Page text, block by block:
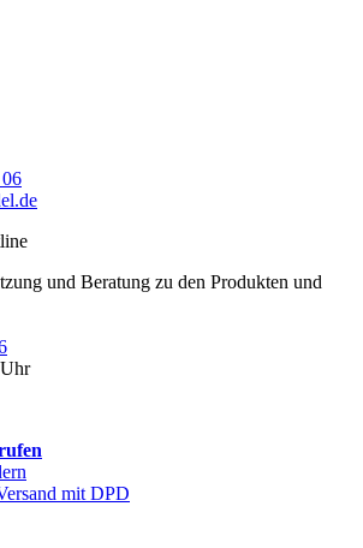
und Beratung zu den Produkten und
mit DPD